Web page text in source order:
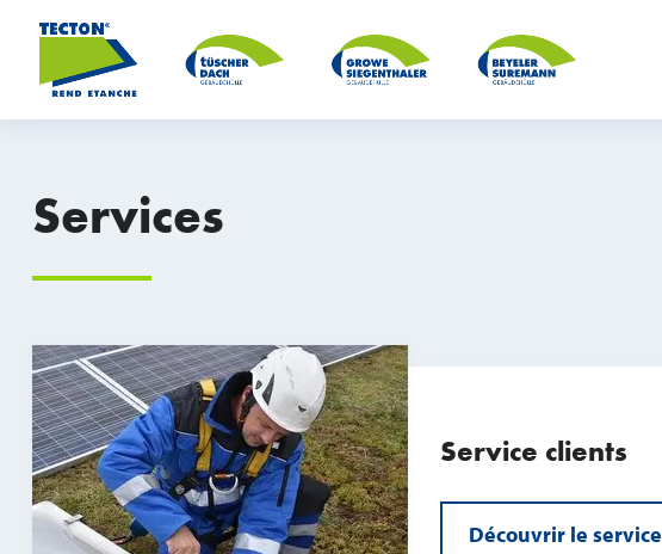
Services
Service clients
Découvrir le service